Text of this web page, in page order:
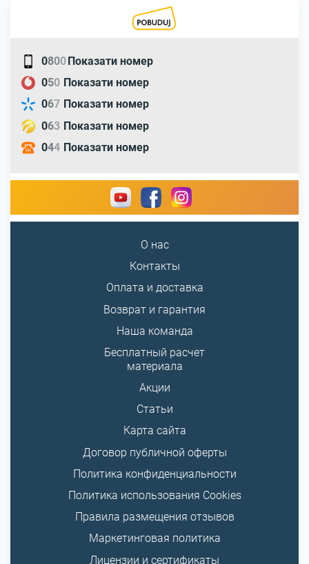
0800Показати номер
050 Показати номер
067 Показати номер
063 Показати номер
044 Показати номер
О нас
Контакты
Оплата и доставка
Возврат и гарантия
Наша команда
Бесплатный расчет
материала
Акции
Статьи
Карта сайта
Договор публичной оферты
Политика конфиденциальности
Политика использования Cookies
Правила размещения отзывов
Маркетинговая политика
Лицензии и сертификаты